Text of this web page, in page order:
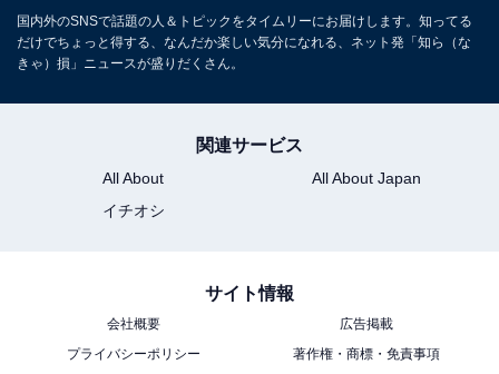
国内外のSNSで話題の人＆トピックをタイムリーにお届けします。知ってる
だけでちょっと得する、なんだか楽しい気分になれる、ネット発「知ら（な
きゃ）損」ニュースが盛りだくさん。
関連サービス
All About
All About Japan
イチオシ
サイト情報
会社概要
広告掲載
プライバシーポリシー
著作権・商標・免責事項